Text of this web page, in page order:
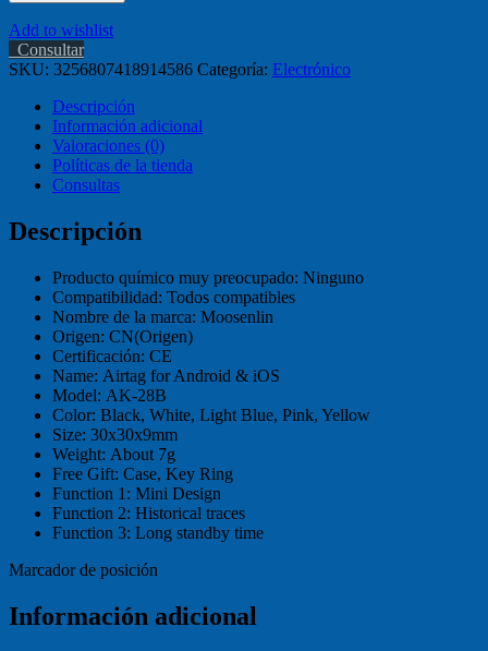
Add to wishlist
Consultar
SKU: 3256807418914586 Categoría: Electrónico
Descripción
Información adicional
Valoraciones (0)
Políticas de la tienda
Consultas
Descripción
Producto químico muy preocupado: Ninguno
Compatibilidad: Todos compatibles
Nombre de la marca: Moosenlin
Origen: CN(Origen)
Certificación: CE
Name: Airtag for Android & iOS
Model: AK-28B
Color: Black, White, Light Blue, Pink, Yellow
Size: 30x30x9mm
Weight: About 7g
Free Gift: Case, Key Ring
Function 1: Mini Design
Function 2: Historical traces
Function 3: Long standby time
Marcador de posición
Información adicional